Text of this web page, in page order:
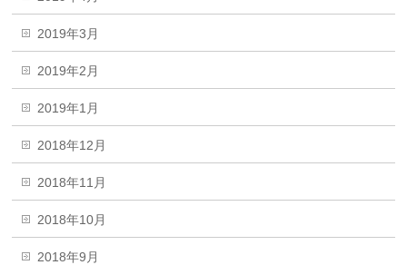
2019年3月
2019年2月
2019年1月
2018年12月
2018年11月
2018年10月
2018年9月